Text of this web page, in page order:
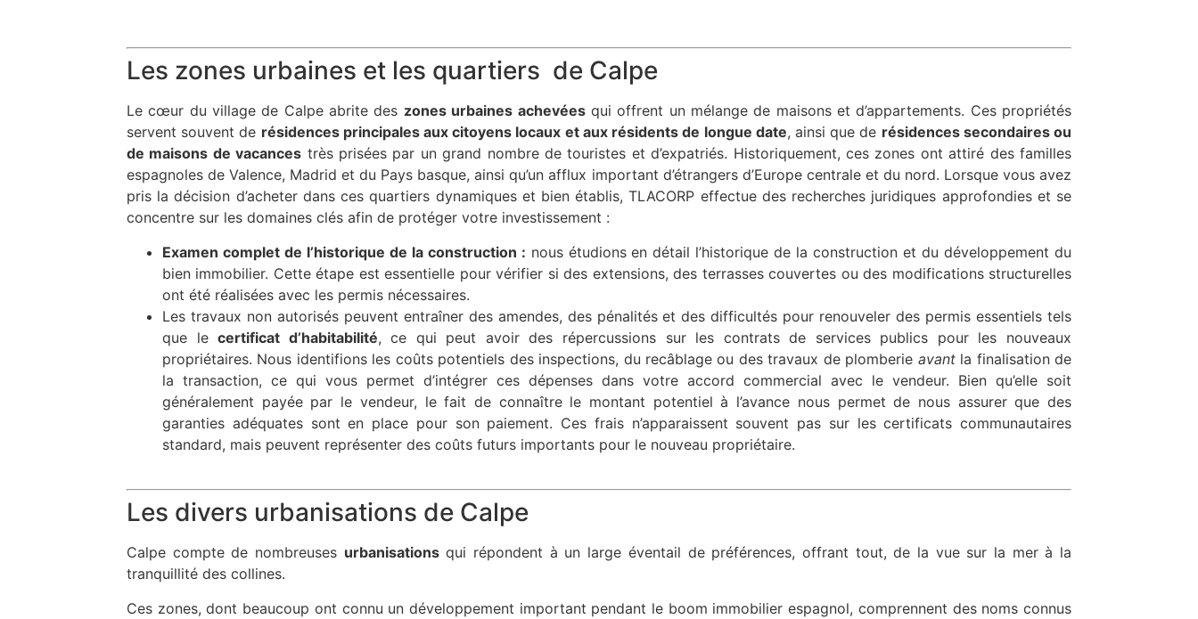
Les zones urbaines et les quartiers de Calpe
Le cœur du village de Calpe abrite des zones urbaines achevéesqui offrent un mélange de maisons et d’appartements. Ces propriétés
servent souvent de résidences principales aux citoyens locaux et aux résidents de longue date, ainsi que de résidences secondaires ou
de maisons de vacances très prisées par un grand nombre de touristes et d’expatriés. Historiquement, ces zones ont attiré des familles
espagnoles de Valence, Madrid et du Pays basque, ainsi qu’un afflux important d’étrangers d’Europe centrale et du nord. Lorsque vous avez
pris la décision d’acheter dans ces quartiers dynamiques et bien établis, TLACORP effectue des recherches juridiques approfondies et se
concentre sur les domaines clés afin de protéger votre investissement :
Examen complet de l’historique de la construction : nous étudions en détail l’historique de la construction et du développement du
bien immobilier. Cette étape est essentielle pour vérifier si des extensions, des terrasses couvertes ou des modifications structurelles
ont été réalisées avec les permis nécessaires.
Les travaux non autorisés peuvent entraîner des amendes, des pénalités et des difficultés pour renouveler des permis essentiels tels
que lecertificat d’habitabilité, ce qui peut avoir des répercussions sur les contrats de services publics pour les nouveaux
propriétaires. Nous identifions les coûts potentiels des inspections, du recâblage ou des travaux de plomberie avantla finalisation de
la transaction, ce qui vous permet d’intégrer ces dépenses dans votre accord commercial avec le vendeur. Bien qu’elle soit
généralement payée par le vendeur, le fait de connaître le montant potentiel à l’avance nous permet de nous assurer que des
garanties adéquates sont en place pour son paiement. Ces frais n’apparaissent souvent pas sur les certificats communautaires
standard, mais peuvent représenter des coûts futurs importants pour le nouveau propriétaire.
Les divers urbanisations de Calpe
Calpe compte de nombreuses urbanisationsqui répondent à un large éventail de préférences, offrant tout, de la vue sur la mer à la
tranquillité des collines.
Ces zones, dont beaucoup ont connu un développement important pendant le boom immobilier espagnol, comprennent des noms connus